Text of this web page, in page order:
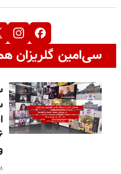
سی‌امین گلریزان
و ۹
۲۸